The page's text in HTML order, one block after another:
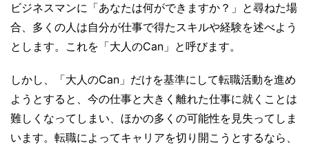
ビジネスマンに「あなたは何ができますか？」と尋ねた場
合、多くの人は自分が仕事で得たスキルや経験を述べよう
とします。これを「大人のCan」と呼びます。
しかし、「大人のCan」だけを基準にして転職活動を進め
ようとすると、今の仕事と大きく離れた仕事に就くことは
難しくなってしまい、ほかの多くの可能性を見失ってしま
います。転職によってキャリアを切り開こうとするなら、